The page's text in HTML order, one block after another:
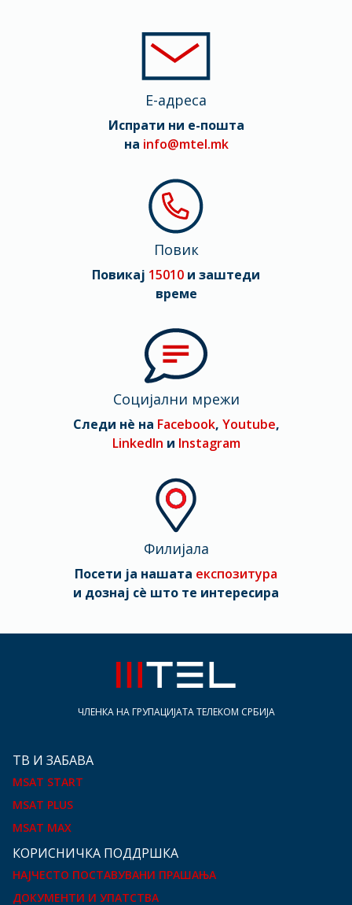
E-адреса
Испрати ни е-пошта
на info@mtel.mk
Повик
Повикај 15010 и заштеди
време
Социјални мрежи
Следи нè на Facebook, Youtube,
LinkedIn и Instagram
Филијала
Посети ја нашата експозитура
и дознај сè што те интересира
ЧЛЕНКА НА ГРУПАЦИЈАТА ТЕЛЕКОМ СРБИЈА
ТВ И ЗАБАВА
MSAT START
MSAT PLUS
MSAT MAX
КOРИСНИЧКА ПОДДРШКА
НАЈЧЕСТО ПОСТАВУВАНИ ПРАШАЊА
ДОКУМЕНТИ И УПАТСТВА